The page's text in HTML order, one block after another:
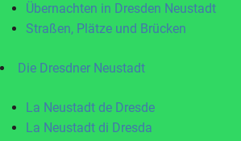
Übernachten in Dresden Neustadt
Straßen, Plätze und Brücken
Die Dresdner Neustadt
La Neustadt de Dresde
La Neustadt di Dresda